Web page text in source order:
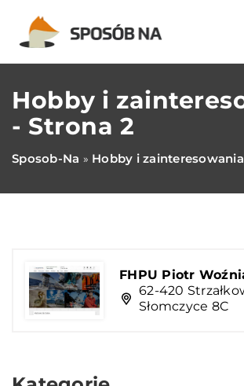
Hobby i
- Strona 2
Sposob-Na » Hobby i zainteresowania
FHPU Piotr
62-420
Słomczyce 8C